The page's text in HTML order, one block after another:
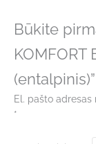
Būkite
KOMFORT
(entalpinis)”
El. pašto adresas
*